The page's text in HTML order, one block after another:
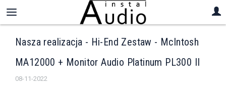
Nasza realizacja - Hi-End Zestaw - McIntosh
MA12000 + Monitor Audio Platinum PL300 II
08-11-2022